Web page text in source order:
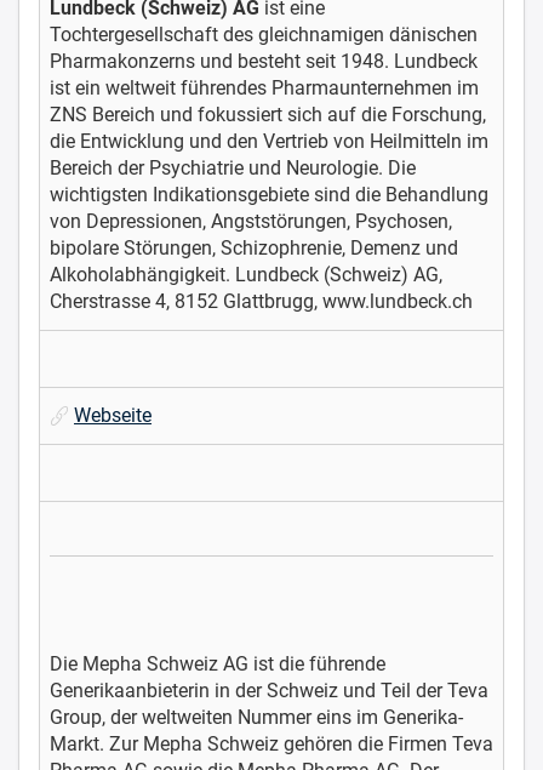
Lundbeck (Schweiz) AG ist eine
Tochtergesellschaft des gleichnamigen dänischen
Pharmakonzerns und besteht seit 1948. Lundbeck
ist ein weltweit führendes Pharmaunternehmen im
ZNS Bereich und fokussiert sich auf die Forschung,
die Entwicklung und den Vertrieb von Heilmitteln im
Bereich der Psychiatrie und Neurologie. Die
wichtigsten Indikationsgebiete sind die Behandlung
von Depressionen, Angststörungen, Psychosen,
bipolare Störungen, Schizophrenie, Demenz und
Alkoholabhängigkeit. Lundbeck (Schweiz) AG,
Cherstrasse 4, 8152 Glattbrugg, www.lundbeck.ch
Webseite
Die Mepha Schweiz AG ist die führende
Generikaanbieterin in der Schweiz und Teil der Teva
Group, der weltweiten Nummer eins im Generika-
Markt. Zur Mepha Schweiz gehören die Firmen Teva